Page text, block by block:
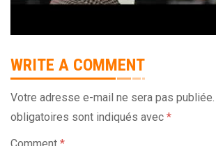
WRITE A COMMENT
Votre adresse e-mail ne sera pas publiée.
obligatoires sont indiqués avec *